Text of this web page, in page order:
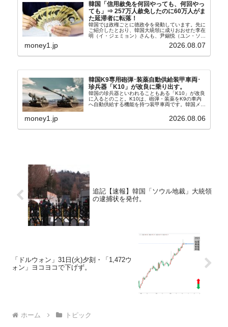
韓国「信用赦免を何回やっても、何回やっ
ても」⇒ 257万人赦免したのに60万人がま
た延滞者に転落！
韓国では政権ごとに徳政令を発動しています。先に
ご紹介したとおり、韓国大統領に成りおおせた李在
明（イ・ジェミョン）さんも、尹錫悦（ユン・ソギ
ョル）前政権が行った――「新出発基金」をバッド
バンクにして不良債権の買い取りを行い、分割償還
money1.jp 2026.08.07
韓国K9専用砲弾･装薬自動供給装甲車両･
珍兵器「K10」が改良に乗り出す。
韓国の珍兵器といわれることもある「K10」が改良
に入るとのこと。K10は、砲弾・装薬をK9の車内
へ自動供給する機能を持つ装甲車両です。韓国メデ
から以下に一部を引きます。2005年に初めて...
money1.jp 2026.08.06
追記【速報】韓国「ソウル地裁」大統領
の逮捕状を発付。
「ドルウォン」31日(火)夕刻・「1,472ウ
ォン」ヨコヨコで下げず。
ホーム トピック